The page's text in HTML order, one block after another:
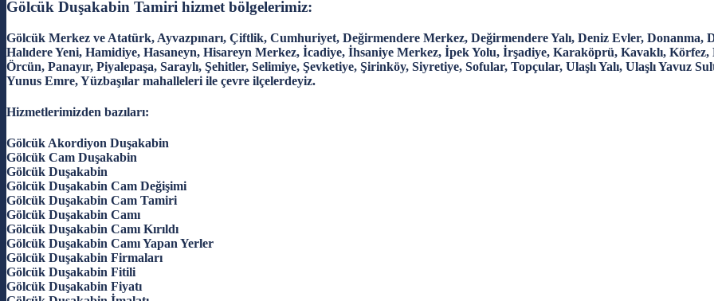
Gölcük Duşakabin Tamiri hizmet bölgelerimiz:
Gölcük Merkez ve Atatürk, Ayvazpınarı, Çiftlik, Cumhuriyet, Değirmendere Merkez, Değirmendere Yalı, Deniz Evler, Donanma,
Halıdere Yeni, Hamidiye, Hasaneyn, Hisareyn Merkez, İcadiye, İhsaniye Merkez, İpek Yolu, İrşadiye, Karaköprü, Kavaklı,
Örcün, Panayır, Piyalepaşa, Saraylı, Şehitler, Selimiye, Şevketiye, Şirinköy, Siyretiye, Sofular, Topçular, Ulaşlı Yalı, Ulaşlı Yavuz
Yunus Emre, Yüzbaşılar mahalleleri ile çevre ilçelerdeyiz.
Hizmetlerimizden bazıları:
Gölcük Akordiyon Duşakabin
Gölcük Cam Duşakabin
Gölcük Duşakabin
Gölcük Duşakabin Cam Değişimi
Gölcük Duşakabin Cam Tamiri
Gölcük Duşakabin Camı
Gölcük Duşakabin Camı Kırıldı
Gölcük Duşakabin Camı Yapan Yerler
Gölcük Duşakabin Firmaları
Gölcük Duşakabin Fitili
Gölcük Duşakabin Fiyatı